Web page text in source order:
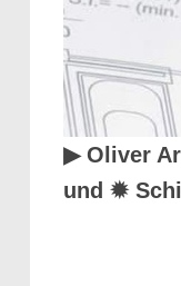
▶︎ Oliver
und ✹